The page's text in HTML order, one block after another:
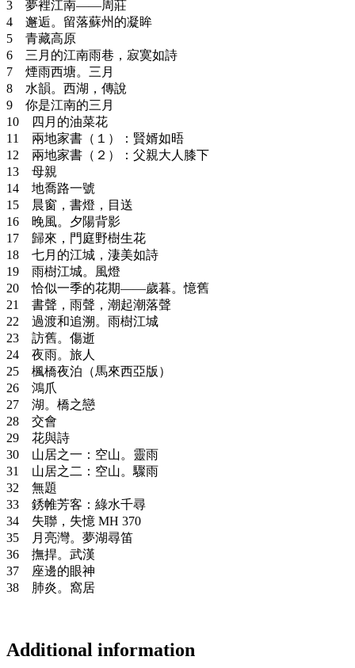
3 夢裡江南——周莊
4 邂逅。留落蘇州的凝眸
5 青藏高原
6 三月的江南雨巷，寂寞如詩
7 煙雨西塘。三月
8 水韻。西湖，傳說
9 你是江南的三月
10 四月的油菜花
11 兩地家書（１）：賢婿如晤
12 兩地家書（２）：父親大人膝下
13 母親
14 地喬路一號
15 晨窗，書燈，目送
16 晚風。夕陽背影
17 歸來，門庭野樹生花
18 七月的江城，淒美如詩
19 雨樹江城。風燈
20 恰似一季的花期——歲暮。憶舊
21 書聲，雨聲，潮起潮落聲
22 過渡和追溯。雨樹江城
23 訪舊。傷逝
24 夜雨。旅人
25 楓橋夜泊（馬來西亞版）
26 鴻爪
27 湖。橋之戀
28 交會
29 花與詩
30 山居之一：空山。靈雨
31 山居之二：空山。驟雨
32 無題
33 銹帷芳客：綠水千尋
34 失聯，失憶 MH 370
35 月亮灣。夢湖尋笛
36 撫捍。武漢
37 座邊的眼神
38 肺炎。窩居
Additional information